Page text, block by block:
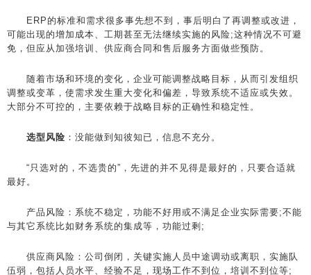
ERP的标准和需求很多事先想不到，事后明白了再调整或改进，
可能出现的增加成本、工期甚至无法继续实施的风险;这种情况不可避
免，但应从加强培训、供应商合同和售后服务方面做些预防。
随着市场和环境的变化，企业可能调整战略目标，从而引发组织
调整或变革，使需求发生重大变化和偏差，导致系统不适应或失效。
大部分不可控的，主要依赖于战略目标的正确性和稳定性。
选型风险 ：没能做到知彼知已，信息不充分。
“只选对的，不选贵的”，先进的并不见得是最好的，只要合适就
最好。
产品风险：系统不稳定，功能不好用或不满足企业实际需要;不能
与其它系统比如财务系统的集成等，功能过剩;
供应商风险：公司倒闭，关键实施人员中途调动或离职，实施队
伍弱，包括人员水平、经验不足，现场工作不到位，培训不到位等;